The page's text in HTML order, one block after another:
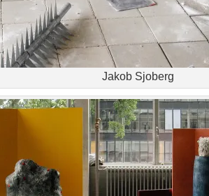
Jakob Sjoberg